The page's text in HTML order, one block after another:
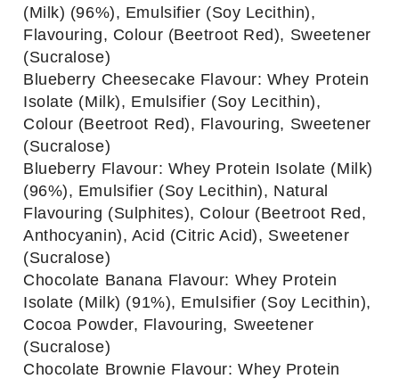
(Milk) (96%), Emulsifier (Soy Lecithin),
Flavouring, Colour (Beetroot Red), Sweetener
(Sucralose)
Blueberry Cheesecake Flavour: Whey Protein
Isolate (Milk), Emulsifier (Soy Lecithin),
Colour (Beetroot Red), Flavouring, Sweetener
(Sucralose)
Blueberry Flavour: Whey Protein Isolate (Milk)
(96%), Emulsifier (Soy Lecithin), Natural
Flavouring (Sulphites), Colour (Beetroot Red,
Anthocyanin), Acid (Citric Acid), Sweetener
(Sucralose)
Chocolate Banana Flavour: Whey Protein
Isolate (Milk) (91%), Emulsifier (Soy Lecithin),
Cocoa Powder, Flavouring, Sweetener
(Sucralose)
Chocolate Brownie Flavour: Whey Protein